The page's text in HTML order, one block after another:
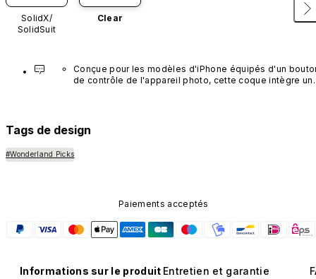
SolidX/
SolidSuit
Clear
Conçue pour les modèles d'iPhone équipés d'un
de contrôle de l'appareil photo, cette coque intègre un
Tags de design
#Wonderland Picks
Paiements acceptés
Informations sur le produit Entretien et garantie